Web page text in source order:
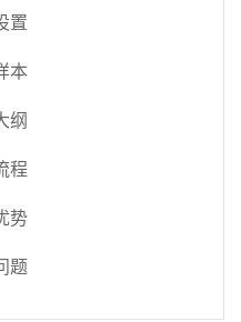
置
本
纲
程
势
题